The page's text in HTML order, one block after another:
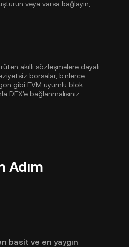
veya varsa bağlayın,
akıllı sözleşmelere dayalı
borsalar, binlerce
gibi EVM uyumlu blok
bağlanmalısınız.
Adım
basit ve en yaygın